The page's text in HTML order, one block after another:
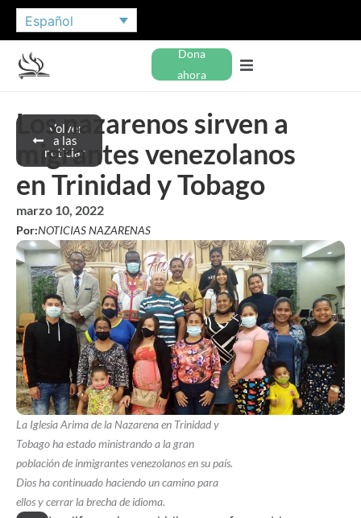
Español
Dona
ahora
Volver
a las
noticias
Los nazarenos sirven a
migrantes venezolanos
en Trinidad y Tobago
marzo 10, 2022
Por:NOTICIAS NAZARENAS
La Iglesia Arima de la Nazarena en Trinidad y
Tobago ha estado ministrando a la gran
población de inmigrantes venezolanos en su país.
Dios ha continuado haciendo un camino para
ellos y cerrar la brecha de idioma.